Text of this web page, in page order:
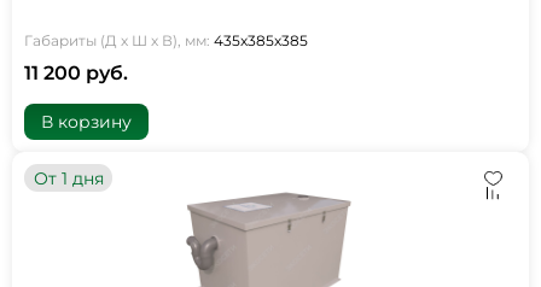
Габариты (Д х Ш х В), мм: 435х385х385
11 200 руб.
В корзину
От 1 дня